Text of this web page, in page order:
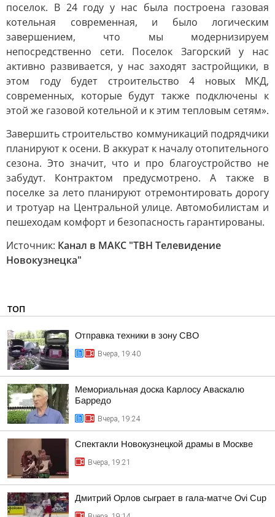
поселок. В 24 году у нас была построена газовая
котельная современная, и было логическим
завершением, что мы модернизируем
непосредственно сети. Поселок Загорский у нас
активно развивается, у нас заходят застройщики, в
этом году будет строительство 4 новых МКД,
современных, которые будут также подключены к
этой же газовой котельной и к этим тепловым сетям».
Завершить строительство коммуникаций подрядчики
планируют к осени. В аккурат к началу отопительного
сезона. Это значит, что и про благоустройство не
забудут. Контрактом предусмотрено. А также в
поселке за лето планируют отремонтировать дорогу
и тротуар на Центральной улице. Автомобилистам и
пешеходам комфорт и безопасность гарантированы.
Источник: Канал в МАКС "ТВН Телевидение
Новокузнецка"
ТОП
Отправка техники в зону СВО
Вчера, 19:40
Мемориальная доска Карлосу Аваскалю
Барредо
Вчера, 19:24
Спектакли Новокузнецкой драмы в Москве
Вчера, 19:21
Дмитрий Орлов сыграет в гала-матче Ovi Cup